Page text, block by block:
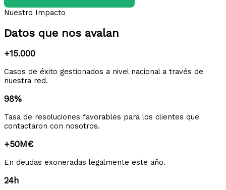
Nuestro Impacto
Datos que nos avalan
+15.000
Casos de éxito gestionados a nivel nacional a través de
nuestra red.
98%
Tasa de resoluciones favorables para los clientes que
contactaron con nosotros.
+50M€
En deudas exoneradas legalmente este año.
24h